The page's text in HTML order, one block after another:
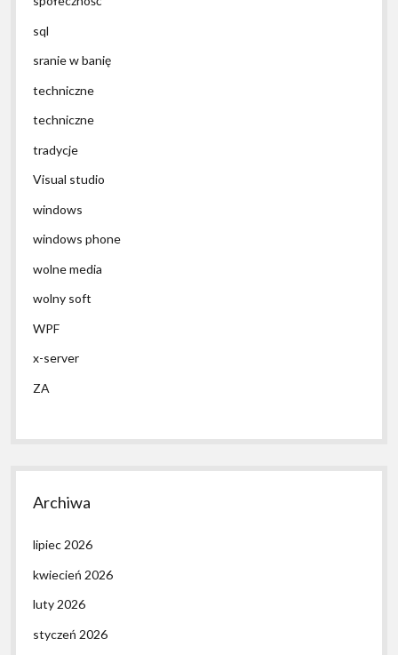
sql
sranie w banię
techniczne
techniczne
tradycje
Visual studio
windows
windows phone
wolne media
wolny soft
WPF
x-server
ZA
Archiwa
lipiec 2026
kwiecień 2026
luty 2026
styczeń 2026